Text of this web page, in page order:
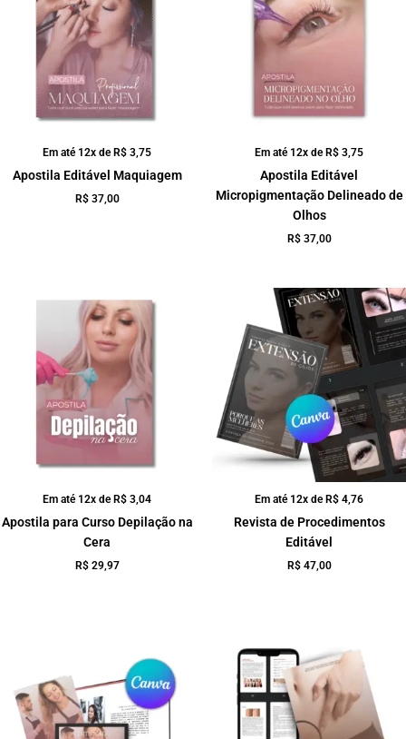
Em até 12x deR$ 3,75
Apostila Editável Maquiagem
R$37,00
Em até 12x deR$ 3,75
Apostila Editável
Micropigmentação Delineado de
Olhos
R$37,00
Em até 12x deR$ 3,04
Apostila para Curso Depilação na
Cera
R$29,97
Em até 12x deR$ 4,76
Revista de Procedimentos
Editável
R$47,00